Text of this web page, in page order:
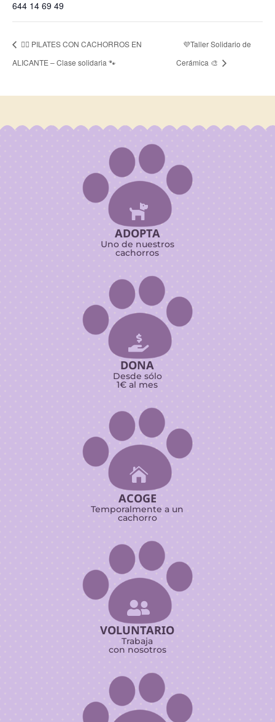
644 14 69 49
🧘‍♀️ PILATES CON CACHORROS EN
ALICANTE – Clase solidaria 🐾
💜Taller Solidario de
Cerámica 🎨

ADOPTA
Uno de nuestros
cachorros

DONA
Desde sólo
1€ al mes

ACOGE
Temporalmente a un
cachorro

VOLUNTARIO
Trabaja
con nosotros